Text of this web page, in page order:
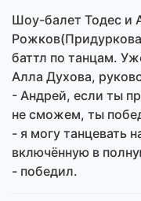
Шоу-балет Тодес и
баттл по танцам.
Алла Духова,
- Андрей, если ты
не сможем, ты
- я могу танцевать
включённую в
- победил.